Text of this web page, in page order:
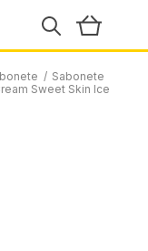
/ Sabonete
Sweet Skin Ice